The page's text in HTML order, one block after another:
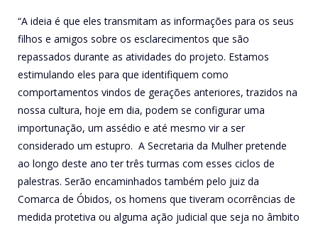
“A ideia é que eles transmitam as informações para os seus
filhos e amigos sobre os esclarecimentos que são
repassados durante as atividades do projeto. Estamos
estimulando eles para que identifiquem como
comportamentos vindos de gerações anteriores, trazidos na
nossa cultura, hoje em dia, podem se configurar uma
importunação, um assédio e até mesmo vir a ser
considerado um estupro. A Secretaria da Mulher pretende
ao longo deste ano ter três turmas com esses ciclos de
palestras. Serão encaminhados também pelo juiz da
Comarca de Óbidos, os homens que tiveram ocorrências de
medida protetiva ou alguma ação judicial que seja no âmbito